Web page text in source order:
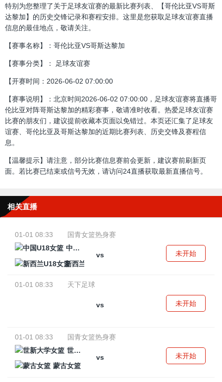
特别为您整理了关于足球友谊赛的最新比赛列表、【哥伦比亚VS哥斯
达黎加】的历史交锋记录和赛程安排。这里是您获取足球友谊赛直播
信息的最佳地点，敬请关注。
【赛事名称】：哥伦比亚VS哥斯达黎加
【赛事分类】： 足球友谊赛
【开赛时间：2026-06-02 07:00:00
【赛事说明】：北京时间2026-06-02 07:00:00，足球友谊赛将直播哥
伦比亚对阵哥斯达黎加的精彩赛事，敬请准时收看。热爱足球友谊赛
比赛的朋友们，建议提前收藏本页面以免错过。本页还汇集了足球友
谊赛、哥伦比亚及哥斯达黎加的近期比赛列表、历史交锋及赛程信
息。
【温馨提示】请注意，部分比赛信息赛前会更新，建议赛前刷新页
面。若比赛已结束或信号无效，请访问24直播获取最新直播信号。
相关直播
01-01 08:33
国青女篮热身赛
中国U18女篮
vs
新西兰U18女篮
未开始
01-01 08:33 天下足球
vs 未开始
01-01 08:33
国青女篮热身赛
世新大学女篮
vs
蒙古女篮
未开始